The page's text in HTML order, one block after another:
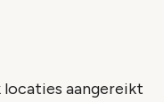
locaties aangereikt